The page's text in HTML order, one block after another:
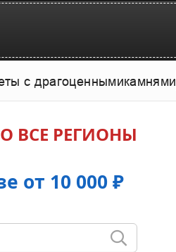
с драгоценнымикамнями
ВСЕ РЕГИОНЫ
от 10 000 ₽